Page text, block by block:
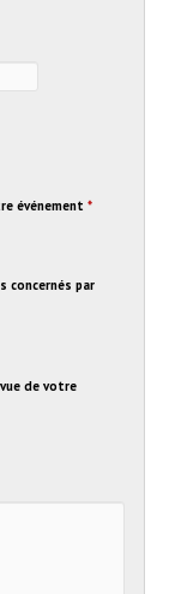
événement *
concernés par
de votre